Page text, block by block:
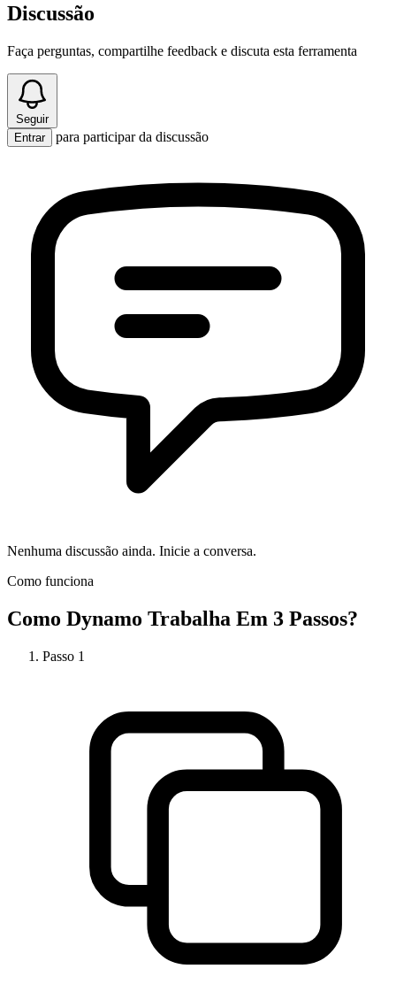
Discussão
Faça perguntas, compartilhe feedback e discuta esta ferramenta
Seguir
Entrar
para participar da discussão
Nenhuma discussão ainda. Inicie a conversa.
Como funciona
Como Dynamo Trabalha Em 3 Passos?
Passo 1